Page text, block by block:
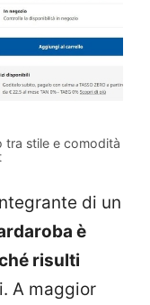
tra stile e comodità
di un
è
risulti
A maggior